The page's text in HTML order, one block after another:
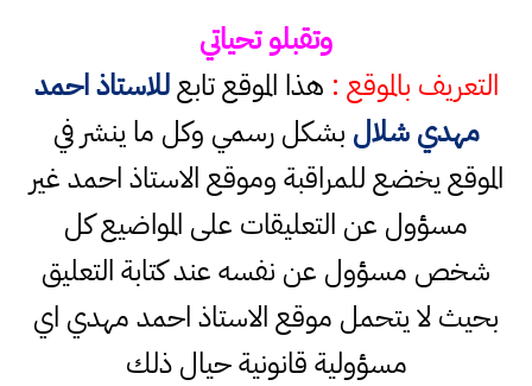
وتقبلو تحياتي
التعريف بالموقع : هذا الموقع تابعللاستاذ احمد
مهدي شلال بشكل رسمي وكل ما ينشر في
الموقع يخضع للمراقبة وموقع الاستاذ احمد غير
مسؤول عن التعليقات على المواضيع كل
شخص مسؤول عن نفسه عند كتابة التعليق
بحيث لا يتحمل موقع الاستاذ احمد مهدي اي
مسؤولية قانونية حيال ذلك